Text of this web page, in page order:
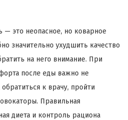
— это неопасное, но коварное
значительно ухудшить качество
на него внимание. При
после еды важно не
к врачу, пройти
Правильная
диета и контроль рациона